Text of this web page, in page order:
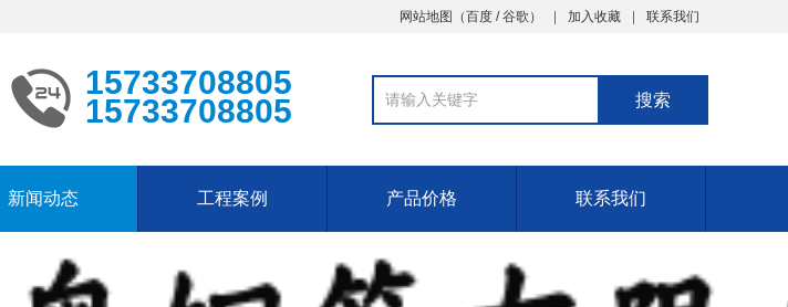
网站地图 （百度 /谷歌 ） 加入收藏 联系我们
15733708805
15733708805
新闻动态 工程案例 产品价格 联系我们